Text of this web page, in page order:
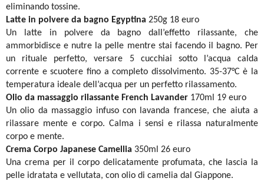
eliminando tossine.
Latte in polvere da bagno Egyptina 250g 18 euro
Un latte in polvere da bagno dall’effetto rilassante, che
ammorbidisce e nutre la pelle mentre stai facendo il bagno. Per
un rituale perfetto, versare 5 cucchiai sotto l’acqua calda
corrente e scuotere fino a completo dissolvimento. 35-37°C è la
temperatura ideale dell’acqua per un perfetto rilassamento.
Olio da massaggio rilassante French Lavander 170ml 19 euro
Un olio da massaggio infuso con lavanda francese, che aiuta a
rilassare mente e corpo. Calma i sensi e rilassa naturalmente
corpo e mente.
Crema Corpo Japanese Camellia 350ml 26 euro
Una crema per il corpo delicatamente profumata, che lascia la
pelle idratata e vellutata, con olio di camelia dal Giappone.